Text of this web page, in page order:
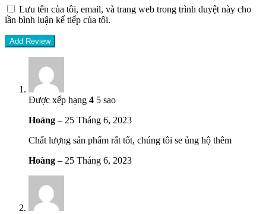
Lưu tên của tôi, email, và trang web trong trình duyệt này cho
lần bình luận kế tiếp của tôi.
Được xếp hạng 4 5 sao
Hoàng – 25 Tháng 6, 2023
Chất lượng sản phẩm rất tốt, chúng tôi se ủng hộ thêm
Hoàng – 25 Tháng 6, 2023